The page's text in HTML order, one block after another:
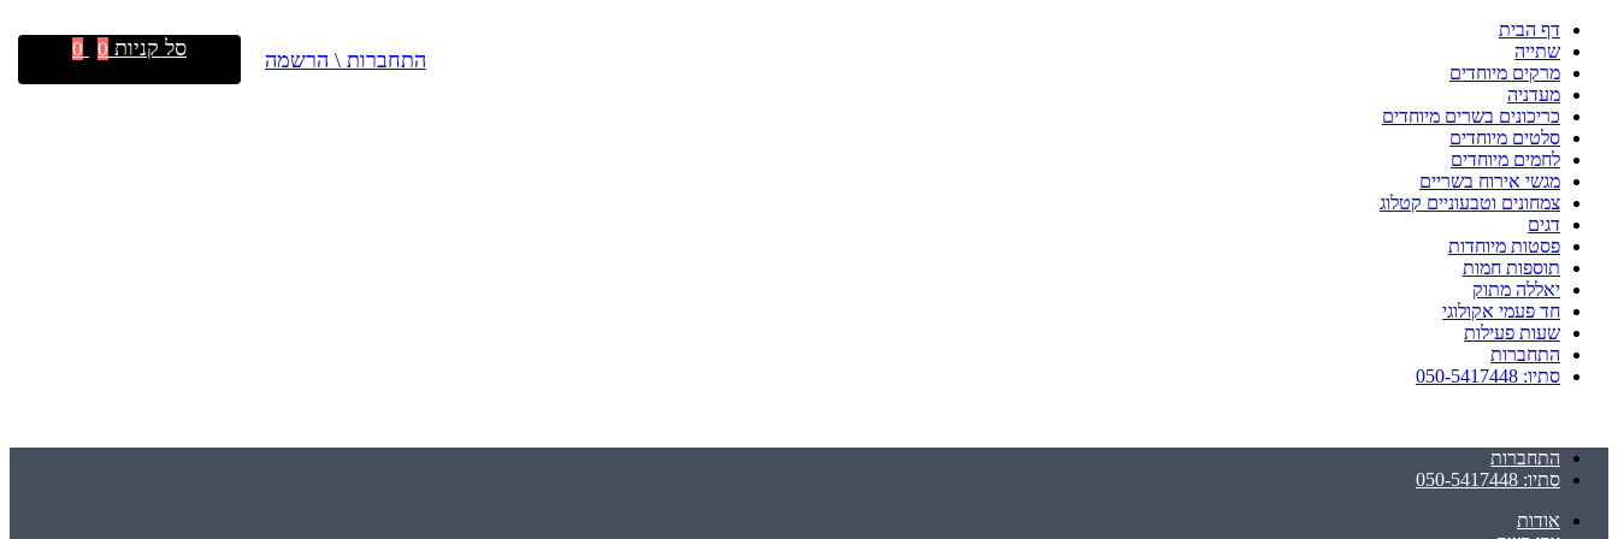
דף הבית
שתייה
מרקים מיוחדים
מעדניה
כריכונים בשרים מיוחדים
סלטים מיוחדים
לחמים מיוחדים
מגשי אירוח בשריים
צמחונים וטבעוניים קטלוג
דגים
פסטות מיוחדות
תוספות חמות
יאללה מתוק
חד פעמי אקולוגי
שעות פעילות
התחברות
סתיו: 050-5417448
התחברות
סתיו: 050-5417448
אודות
התחברות \ הרשמה סל קניות 0
0